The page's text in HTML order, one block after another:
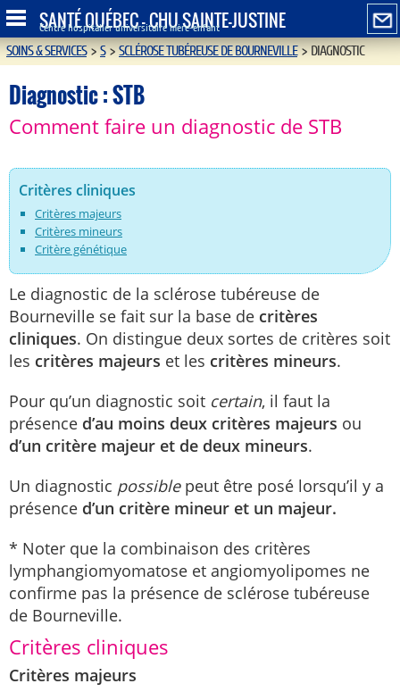
SANTÉ QUÉBEC - CHU SAINTE-JUSTINE
Centre hospitalier universitaire mère-enfant
SOINS & SERVICES>S>SCLÉROSE TUBÉREUSE DE BOURNEVILLE>DIAGNOSTIC
Diagnostic : STB
Comment faire un diagnostic de STB
Critères cliniques
Critères majeurs
Critères mineurs
Critère génétique
Le diagnostic de la sclérose tubéreuse de
Bourneville se fait sur la base de critères
cliniques. On distingue deux sortes de critères soit
les critères majeurs et les critères mineurs.
Pour qu’un diagnostic soit certain, il faut la
présence d’au moins deux critères majeurs ou
d’un critère majeur et de deux mineurs.
Un diagnostic possiblepeut être posé lorsqu’il y a
présence d’un critère mineur et un majeur.
* Noter que la combinaison des critères
lymphangiomyomatose et angiomyolipomes ne
confirme pas la présence de sclérose tubéreuse
de Bourneville.
Critères cliniques
Critères majeurs